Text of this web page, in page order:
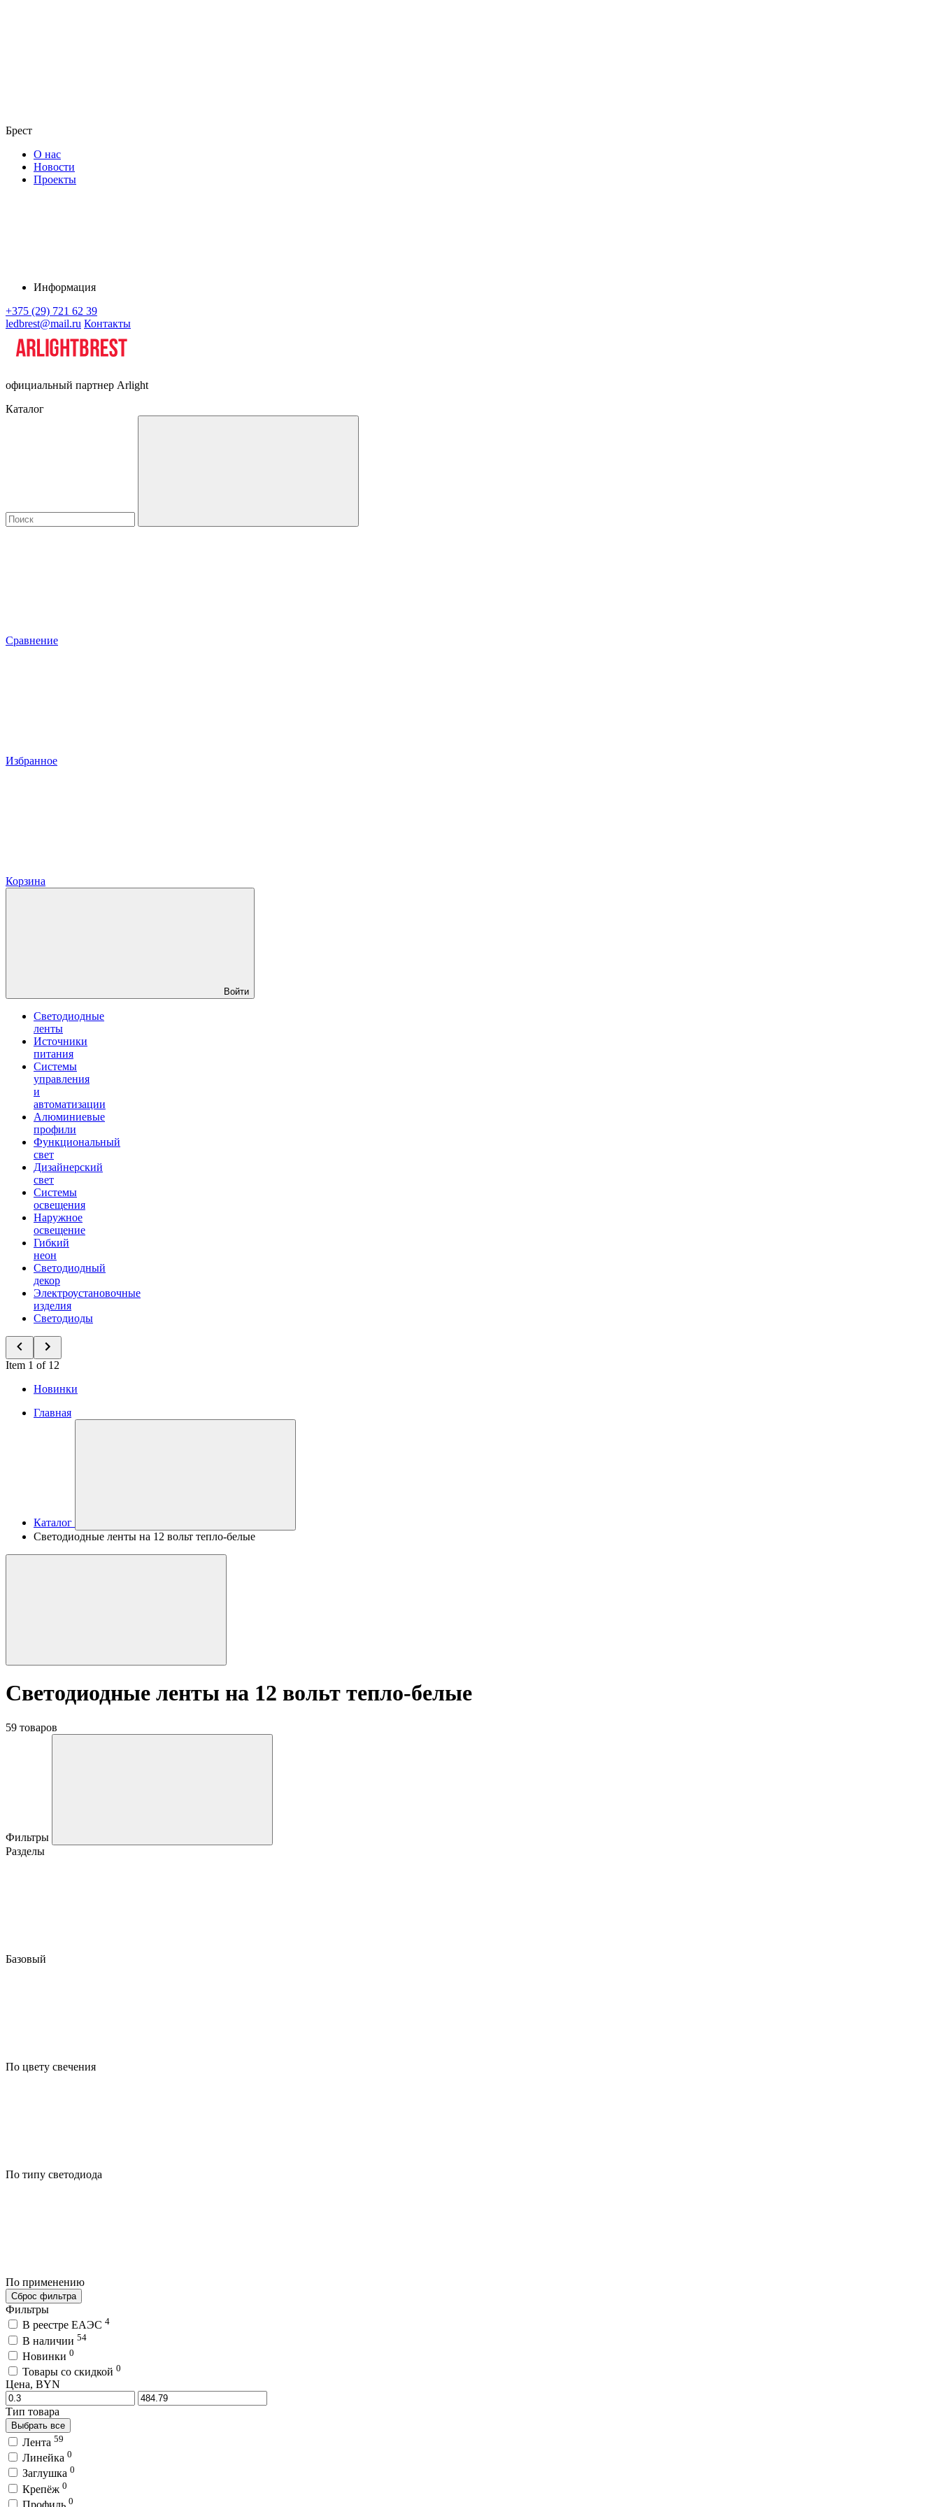
Брест
О нас
Новости
Проекты
Информация
+375 (29) 721 62 39
ledbrest@mail.ru Контакты
официальный партнер Arlight
Каталог
Сравнение
Избранное
Корзина
Войти
Светодиодные
ленты
Источники
питания
Системы
управления
и
автоматизации
Алюминиевые
профили
Функциональный
свет
Дизайнерский
свет
Системы
освещения
Наружное
освещение
Гибкий
неон
Светодиодный
декор
Электроустановочные
изделия
Светодиоды
Item 1 of 12
Новинки
Главная
Каталог
Светодиодные ленты на 12 вольт тепло-белые
Светодиодные ленты на 12 вольт тепло-белые
59 товаров
Фильтры
Разделы
Базовый
По цвету свечения
По типу светодиода
По применению
Сброс фильтра
Фильтры
В реестре ЕАЭС 4
В наличии 54
Новинки 0
Товары со скидкой 0
Цена, BYN
Тип товара
Выбрать все
Лента 59
Линейка 0
Заглушка 0
Крепёж 0
Профиль 0